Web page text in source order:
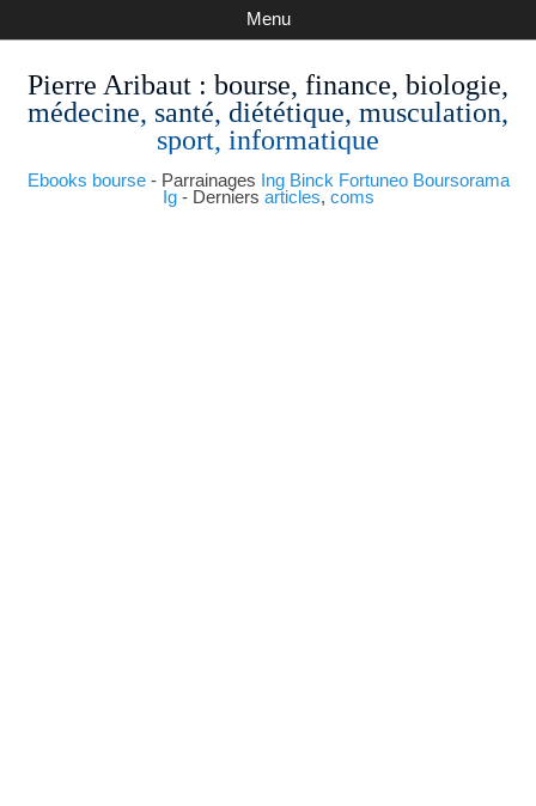
Pierre Aribaut : bourse, finance, biologie,
médecine, santé, diététique, musculation,
sport, informatique
Ebooks bourse- Parrainages Ing Binck Fortuneo Boursorama
Ig- Derniers articles, coms
Menu